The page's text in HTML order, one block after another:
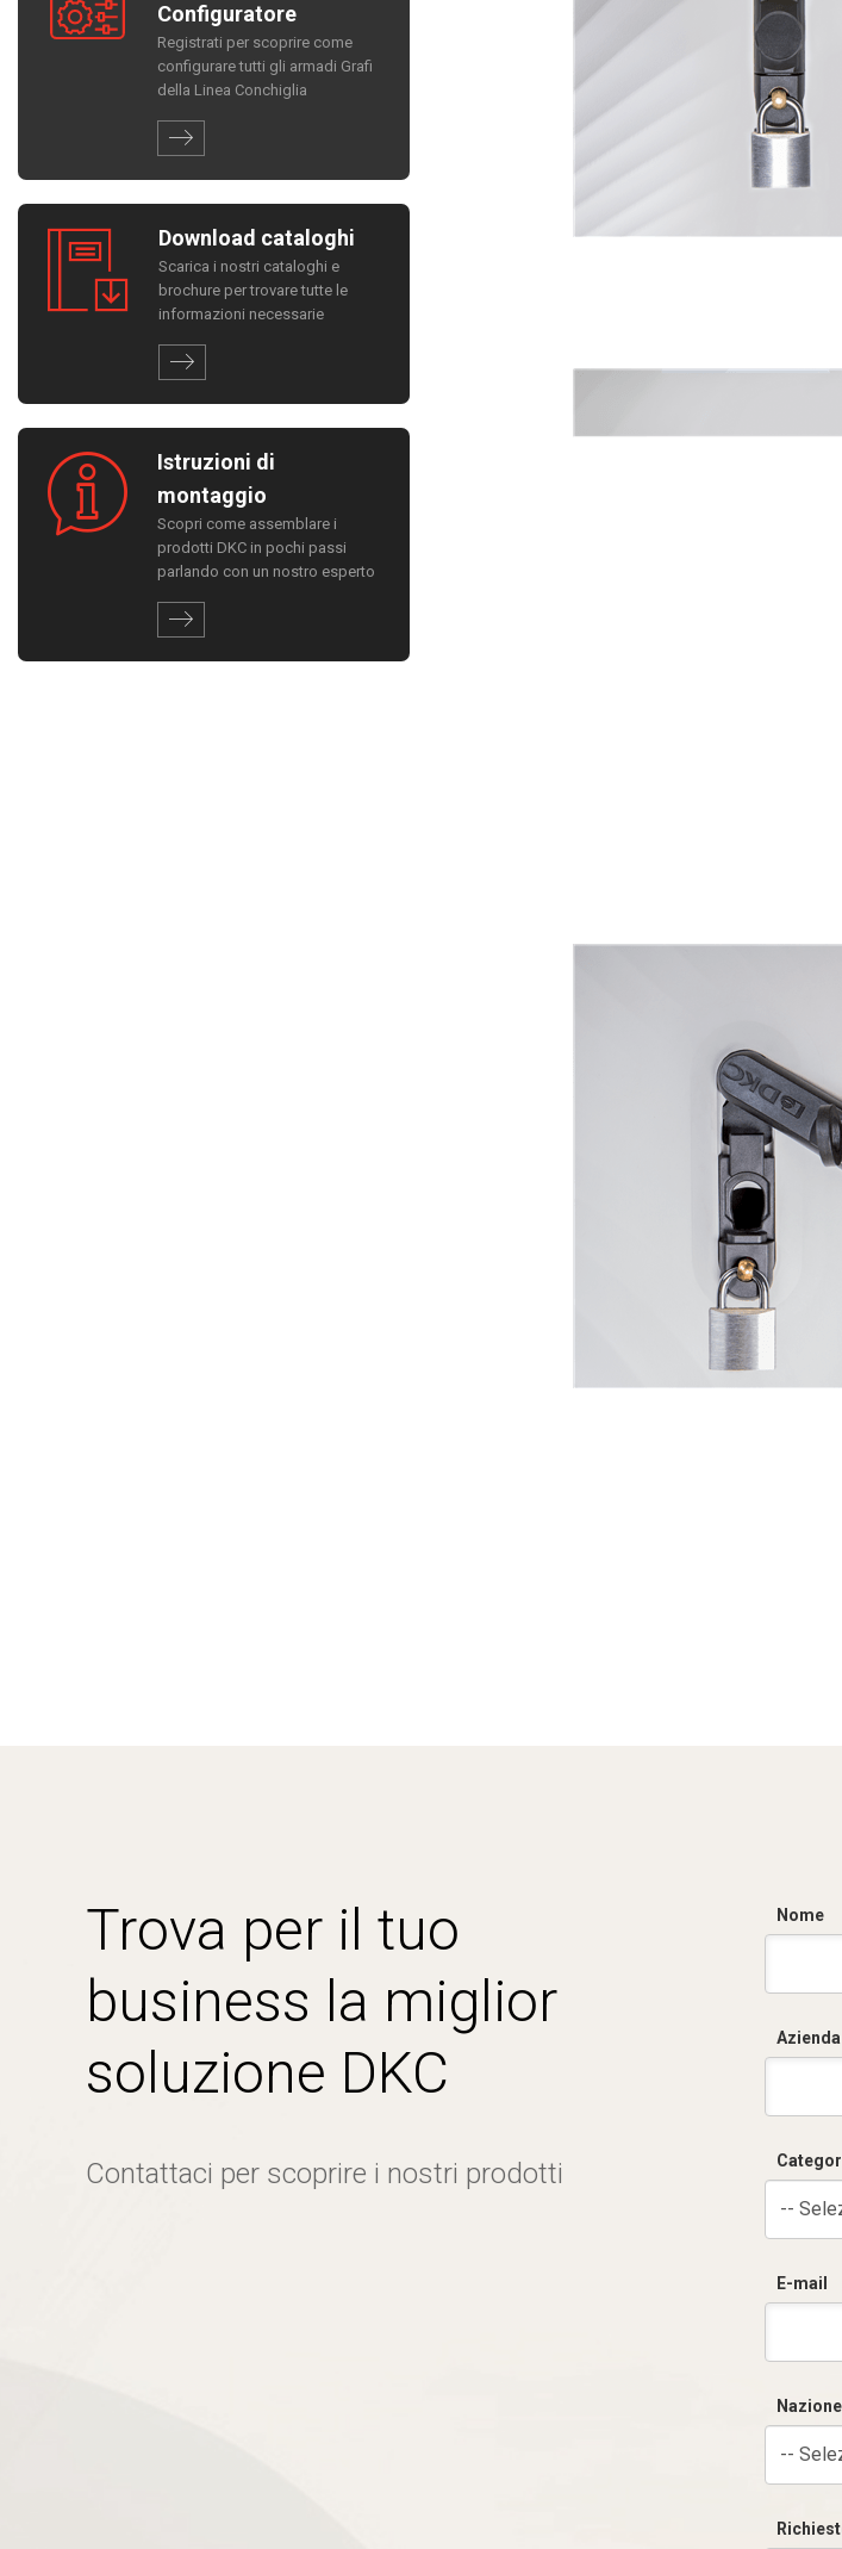
Configuratore
Registrati per scoprire come
configurare tutti gli armadi Grafi
della Linea Conchiglia
Download cataloghi
Scarica i nostri cataloghi e
brochure per trovare tutte le
informazioni necessarie
Istruzioni di
montaggio
Scopri come assemblare i
prodotti DKC in pochi passi
parlando con un nostro esperto
Trova per il tuo
business la miglior
soluzione DKC
Contattaci per scoprire i nostri prodotti
Nome
Azienda
--
E-mail
Nazione
--